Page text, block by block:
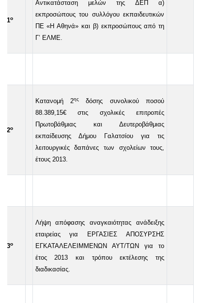
11ο
Αντικατάσταση μελών της ΔΕΠ α)
εκπροσώπους του συλλόγου εκπαιδευτικών
ΠΕ «Η Αθηνά» και β) εκπροσώπους από τη
Γ’ ΕΛΜΕ.
12ο
Κατανομή 2ηςδόσης συνολικού ποσού
88.389,15€ στις σχολικές επιτροπές
Πρωτοβάθμιας και Δευτεροβάθμιας
εκπαίδευσης Δήμου Γαλατσίου για τις
λειτουργικές δαπάνες των σχολείων τους,
έτους 2013.
13ο
Λήψη απόφασης αναγκαιότητας ανάδειξης
εταιρείας για ΕΡΓΑΣΙΕΣ ΑΠΟΣΥΡΣΗΣ
ΕΓΚΑΤΑΛΕΛΕΙΜΜΕΝΩΝ ΑΥΤ/ΤΩΝ για το
έτος 2013 και τρόπου εκτέλεσης της
διαδικασίας.